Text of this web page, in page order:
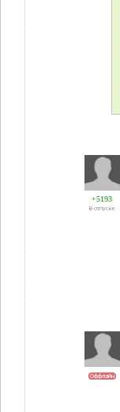
+5193
В отпуске
Оффлайн